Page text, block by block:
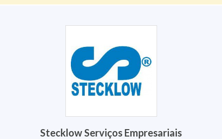
Stecklow Serviços Empresariais